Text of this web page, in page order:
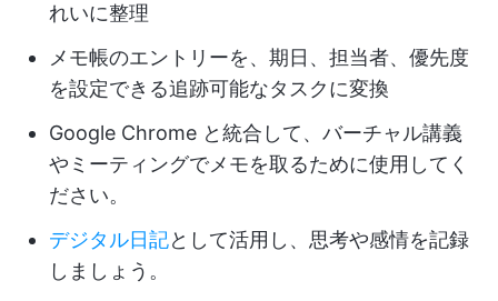
れいに整理
メモ帳のエントリーを、期日、担当者、優先度
を設定できる追跡可能なタスクに変換
Google Chrome と統合して、バーチャル講義
やミーティングでメモを取るために使用してく
ださい。
デジタル日記として活用し、思考や感情を記録
しましょう。